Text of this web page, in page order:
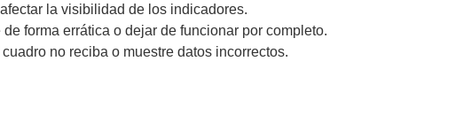
la visibilidad de los indicadores.
forma errática o dejar de funcionar por completo.
no reciba o muestre datos incorrectos.